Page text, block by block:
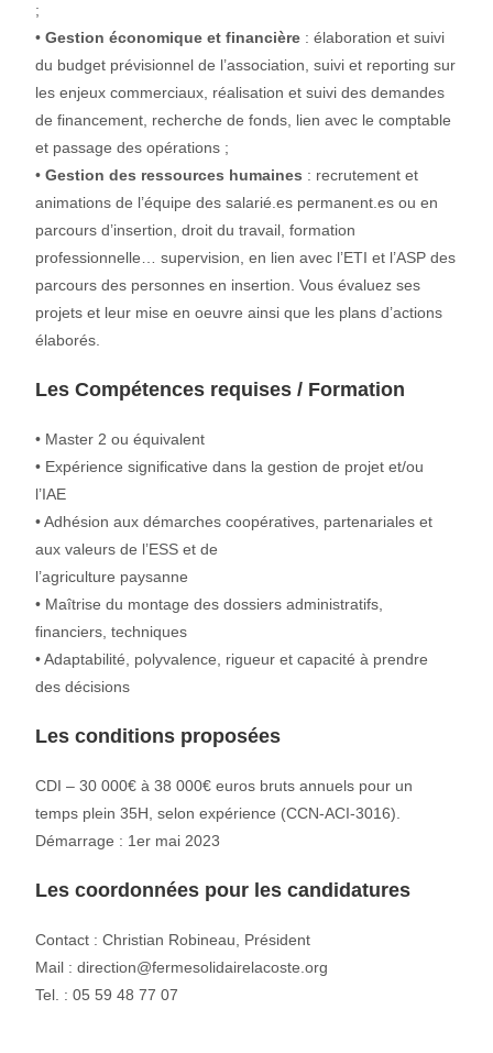
;
•Gestion économique et financière : élaboration et suivi
du budget prévisionnel de l’association, suivi et reporting sur
les enjeux commerciaux, réalisation et suivi des demandes
de financement, recherche de fonds, lien avec le comptable
et passage des opérations ;
•Gestion des ressources humaines : recrutement et
animations de l’équipe des salarié.es permanent.es ou en
parcours d’insertion, droit du travail, formation
professionnelle… supervision, en lien avec l’ETI et l’ASP des
parcours des personnes en insertion. Vous évaluez ses
projets et leur mise en oeuvre ainsi que les plans d’actions
élaborés.
Les Compétences requises / Formation
• Master 2 ou équivalent
• Expérience significative dans la gestion de projet et/ou
l’IAE
• Adhésion aux démarches coopératives, partenariales et
aux valeurs de l’ESS et de
l’agriculture paysanne
• Maîtrise du montage des dossiers administratifs,
financiers, techniques
• Adaptabilité, polyvalence, rigueur et capacité à prendre
des décisions
Les conditions proposées
CDI – 30 000€ à 38 000€ euros bruts annuels pour un
temps plein 35H, selon expérience (CCN-ACI-3016).
Démarrage : 1er mai 2023
Les coordonnées pour les candidatures
Contact : Christian Robineau, Président
Mail : direction@fermesolidairelacoste.org
Tel. : 05 59 48 77 07